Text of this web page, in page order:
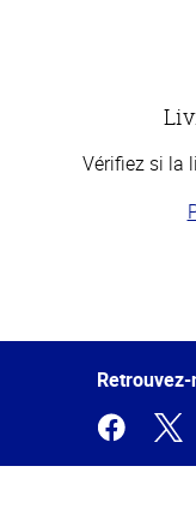
Vérifiez si la
de la